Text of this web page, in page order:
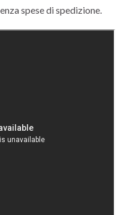
spese di spedizione.